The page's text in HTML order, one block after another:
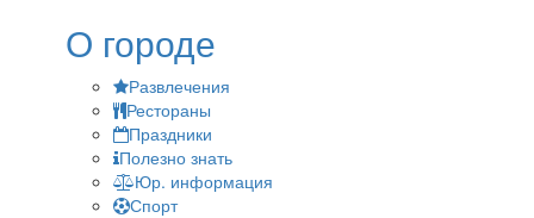
О городе
Развлечения
Рестораны
Праздники
Полезно знать
Юр. информация
Спорт